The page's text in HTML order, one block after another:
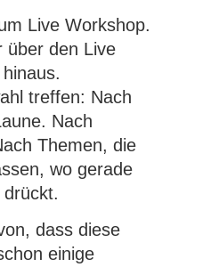
Live Workshop.
über den Live
treffen: Nach
Nach
Themen, die
wo gerade
dass diese
einige